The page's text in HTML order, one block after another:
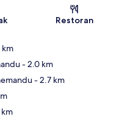
Restoran
km
- 2.0 km
- 2.7 km